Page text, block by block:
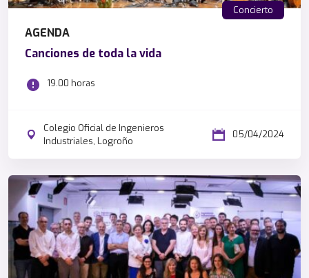
Concierto
AGENDA
Canciones de toda la vida
19.00 horas
Colegio Oficial de Ingenieros
Industriales, Logroño
05/04/2024